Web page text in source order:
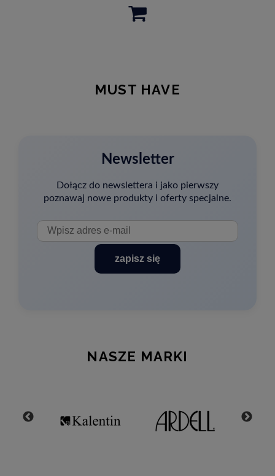
MUST HAVE
Newsletter
Dołącz do newslettera i jako pierwszy
poznawaj nowe produkty i oferty specjalne.
zapisz się
NASZE MARKI